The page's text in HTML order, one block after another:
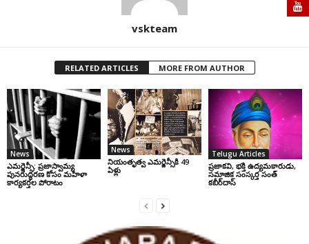
vskteam
RELATED ARTICLES MORE FROM AUTHOR
News
ఎమర్జెన్సీ: ప్రజాస్వామ్య
పునరుద్ధరణ కోసం మహిళా
కార్యకర్తల పోరాటం
News
నియంతృత్వ ఎమర్జెన్సీకి 49
ఏళ్లు
Telugu Articles
ప్రజాకవి, భక్తి ఉద్యమకారుడు,
సమాజిక సంస్కర్త సంత్‌
కబీర్‌దాస్‌